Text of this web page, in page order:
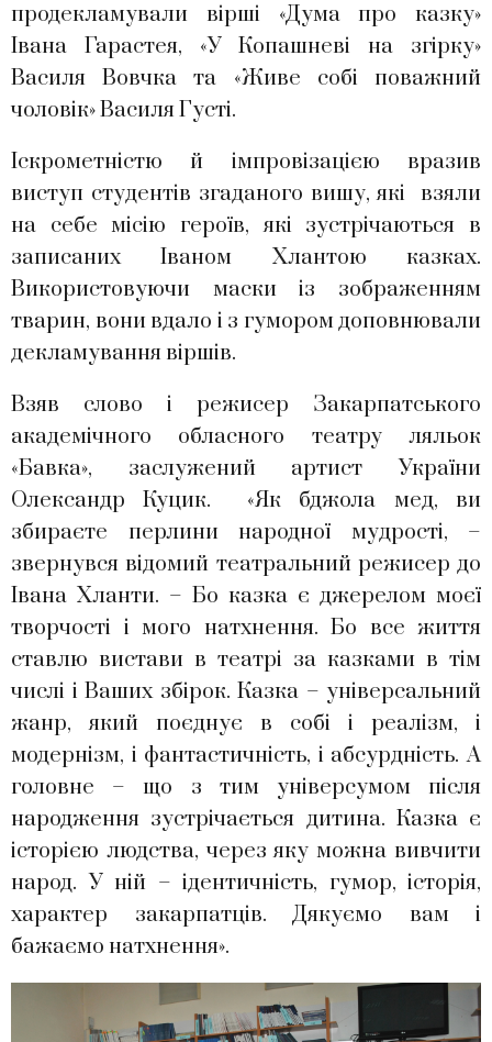
продекламували вірші «Дума про казку»
Івана Гарастея, «У Копашневі на згірку»
Василя Вовчка та «Живе собі поважний
чоловік» Василя Густі.
Іскрометністю й імпровізацією вразив
виступ студентів згаданого вишу, які взяли
на себе місію героїв, які зустрічаються в
записаних Іваном Хлантою казках.
Використовуючи маски із зображенням
тварин, вони вдало і з гумором доповнювали
декламування віршів.
Взяв слово і режисер Закарпатського
академічного обласного театру ляльок
«Бавка», заслужений артист України
Олександр Куцик. «Як бджола мед, ви
збираєте перлини народної мудрості, –
звернувся відомий театральний режисер до
Івана Хланти. – Бо казка є джерелом моєї
творчості і мого натхнення. Бо все життя
ставлю вистави в театрі за казками в тім
числі і Ваших збірок. Казка – універсальний
жанр, який поєднує в собі і реалізм, і
модернізм, і фантастичність, і абсурдність. А
головне – що з тим універсумом після
народження зустрічається дитина. Казка є
історією людства, через яку можна вивчити
народ. У ній – ідентичність, гумор, історія,
характер закарпатців. Дякуємо вам і
бажаємо натхнення».